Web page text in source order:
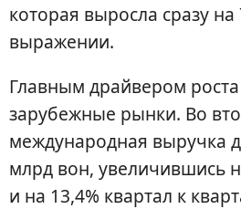
которая выросла сразу
выражении.
Главным драйвером роста
зарубежные рынки. Во
международная выручка
млрд вон, увеличившись
и на 13,4% квартал к